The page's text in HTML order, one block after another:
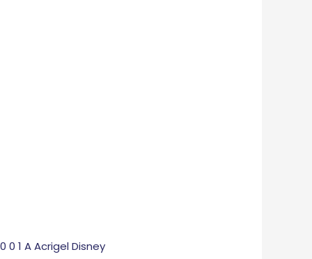
0 1 A Acrigel Disney